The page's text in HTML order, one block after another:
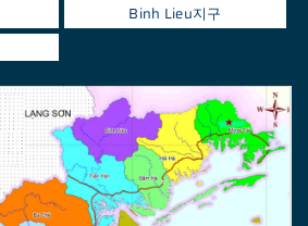
Binh Lieu지구